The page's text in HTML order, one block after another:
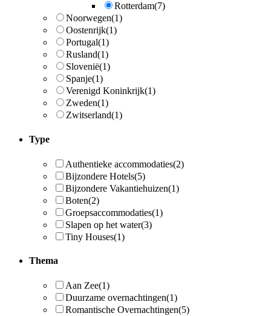
Rotterdam(7)
Noorwegen(1)
Oostenrijk(1)
Portugal(1)
Rusland(1)
Slovenië(1)
Spanje(1)
Verenigd Koninkrijk(1)
Zweden(1)
Zwitserland(1)
Type
Authentieke accommodaties(2)
Bijzondere Hotels(5)
Bijzondere Vakantiehuizen(1)
Boten(2)
Groepsaccommodaties(1)
Slapen op het water(3)
Tiny Houses(1)
Thema
Aan Zee(1)
Duurzame overnachtingen(1)
Romantische Overnachtingen(5)